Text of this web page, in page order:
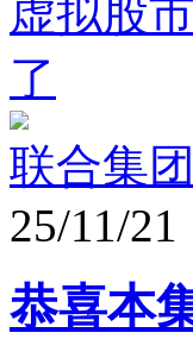
虚拟股市
了
联合集团
25/11/21
恭喜本